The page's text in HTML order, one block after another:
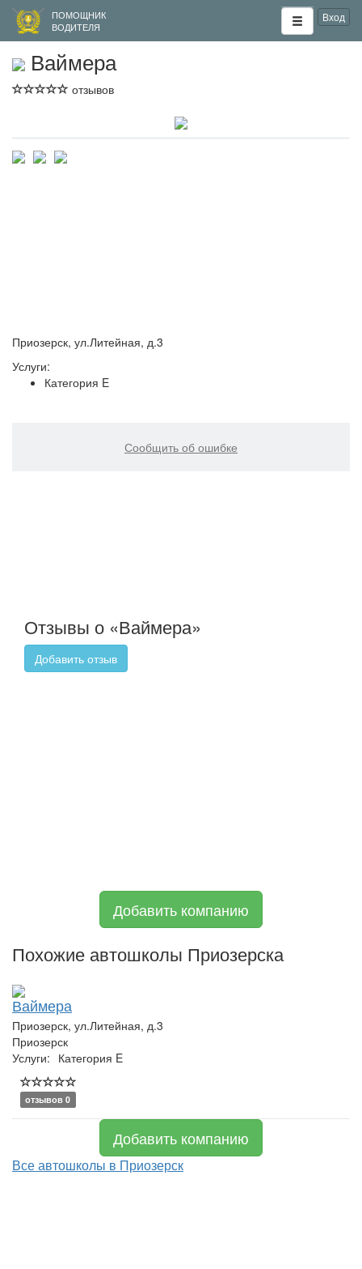
ПОМОЩНИК
ВОДИТЕЛЯ
Вход
Ваймера
отзывов
Приозерск, ул.Литейная, д.3
Услуги:
Категория E
Сообщить об ошибке
Отзывы о «Ваймера»
Добавить отзыв
Добавить компанию
Похожие автошколы Приозерска
Ваймера
Приозерск, ул.Литейная, д.3
Приозерск
Услуги: Категория E
отзывов 0
Добавить компанию
Все автошколы в Приозерск